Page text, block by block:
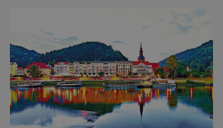
cyklistických výletech podél řek, pěších
túrách s dalekými výhledy, rodinnýc